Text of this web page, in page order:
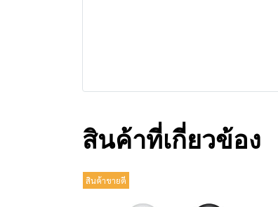
สินค้าที่เกี่ยวข้อง
สินค้าขายดี